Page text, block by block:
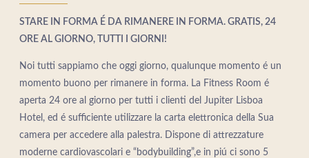
STARE IN FORMA É DA RIMANERE IN FORMA. GRATIS, 24
ORE AL GIORNO, TUTTI I GIORNI!
Noi tutti sappiamo che oggi giorno, qualunque momento é un
momento buono per rimanere in forma. La Fitness Room é
aperta 24 ore al giorno per tutti i clienti del Jupiter Lisboa
Hotel, ed é sufficiente utilizzare la carta elettronica della Sua
camera per accedere alla palestra. Dispone di attrezzature
moderne cardiovascolari e “bodybuilding”,e in piú ci sono 5